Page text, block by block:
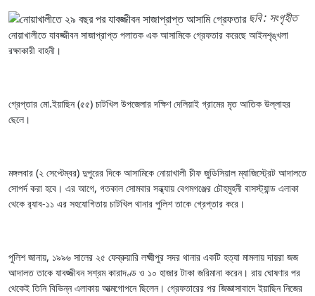
ছবি : সংগৃহীত
নোয়াখালীতে যাবজ্জীবন সাজাপ্রাপ্ত পলাতক এক আসামিকে গ্রেফতার করেছে আইনশৃঙ্খলা
রক্ষাকারী বাহনী।
গ্রেপ্তার মো.ইয়াছিন (৫৫) চাটখিল উপজেলার দক্ষিণ দেলিয়াই গ্রামের মৃত আতিক উল্লাহর
ছেলে।
মঙ্গলবার (২ সেপ্টেম্বর) দুপুরের দিকে আসামিকে নোয়াখালী চীফ জুডিসিয়াল ম্যাজিস্ট্রেট আদালতে
সোপর্দ করা হবে। এর আগে, গতকাল সোমবার সন্ধ্যায় বেগমগঞ্জের চৌহমুহনী বাসস্ট্যান্ড এলাকা
থেকে র‍্যাব-১১ এর সহযোগিতায় চাটখিল থানার পুলিশ তাকে গ্রেপ্তার করে।
পুলিশ জানায়, ১৯৯৬ সালের ২৫ ফেব্রুয়ারি লক্ষ্মীপুর সদর থানার একটি হত্যা মামলায় দায়রা জজ
আদালত তাকে যাবজ্জীবন সশ্রম কারাদণ্ড ও ১০ হাজার টাকা জরিমানা করেন। রায় ঘোষণার পর
থেকেই তিনি বিভিন্ন এলাকায় আত্মগোপনে ছিলেন। গ্রেফতারের পর জিজ্ঞাসাবাদে ইয়াছিন নিজের